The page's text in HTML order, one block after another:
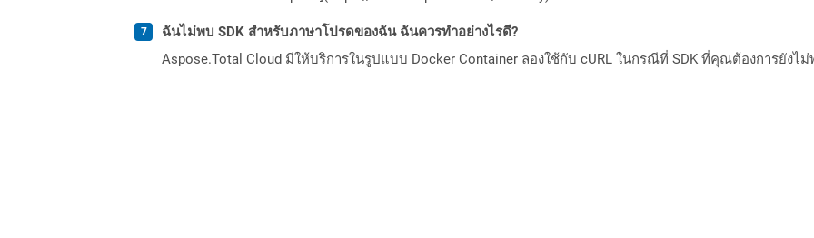
ฉันไม่พบ SDK สำหรับภาษาโปรดของฉัน ฉันควรทำอย่างไรดี?
Aspose.Total Cloud มีให้บริการในรูปแบบ Docker Container ลองใช้กับ cURL ในกรณีที่ SDK ที่คุณต้องการยังไ